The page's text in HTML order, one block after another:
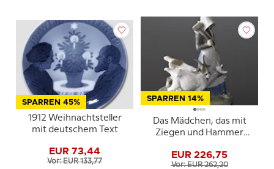
SPARREN 45%
1912 Weihnachtsteller
mit deutschem Text
EUR 73,44
Vor: EUR 133,77
SPARREN 14%
Das Mädchen, das mit
Ziegen und Hammer
Figur Nr. 694 oder 069
EUR 226,75
Vor: EUR 262,20